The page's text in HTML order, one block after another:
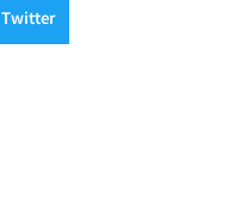
Twitter